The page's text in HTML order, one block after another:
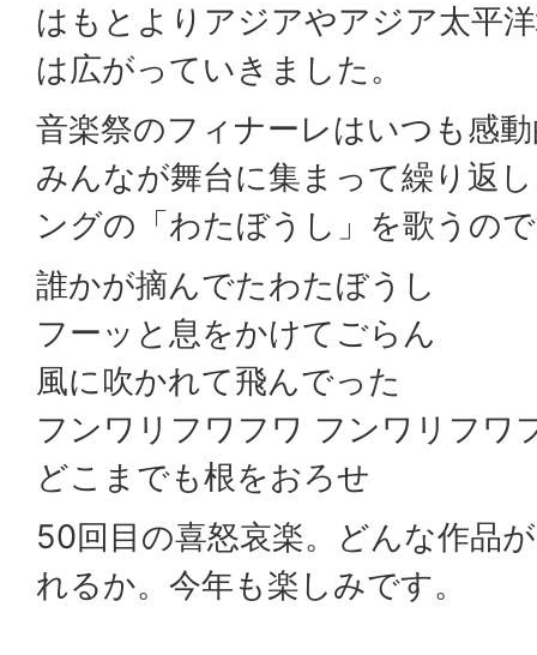
はもとよりアジアやアジア太平
は広がっていきました。
音楽祭のフィナーレはいつも感
みんなが舞台に集まって繰り返
ングの「わたぼうし」を歌うの
誰かが摘んでたわたぼうし
フーッと息をかけてごらん
風に吹かれて飛んでった
フンワリフワフワ フンワリフワ
どこまでも根をおろせ
50回目の喜怒哀楽。どんな作品
れるか。今年も楽しみです。